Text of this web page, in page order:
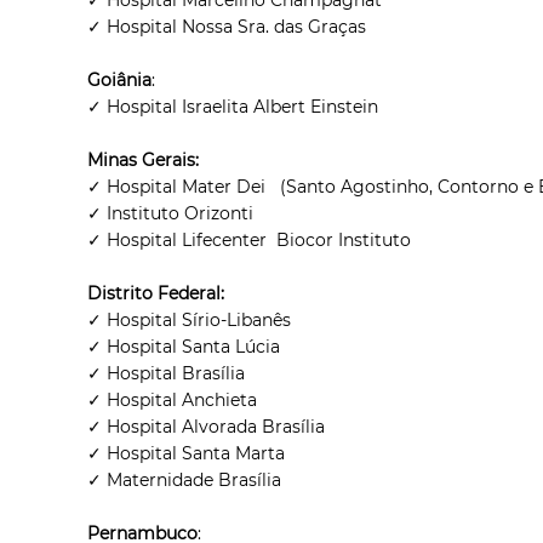
✓ Hospital Nossa Sra. das Graças
Goiânia:
✓ Hospital Israelita Albert Einstein
Minas Gerais:
✓ Hospital Mater Dei (Santo Agostinho, Contorno e
✓ Instituto Orizonti
✓ Hospital Lifecenter Biocor Instituto
Distrito Federal:
✓ Hospital Sírio-Libanês
✓ Hospital Santa Lúcia
✓ Hospital Brasília
✓ Hospital Anchieta
✓ Hospital Alvorada Brasília
✓ Hospital Santa Marta
✓ Maternidade Brasília
Pernambuco: